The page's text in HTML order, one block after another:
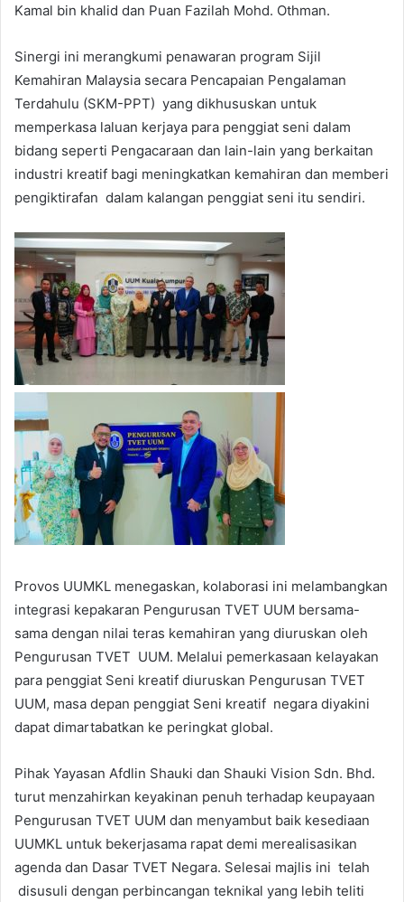
Kamal bin khalid dan Puan Fazilah Mohd. Othman.
Sinergi ini merangkumi penawaran program Sijil
Kemahiran Malaysia secara Pencapaian Pengalaman
Terdahulu (SKM-PPT) yang dikhususkan untuk
memperkasa laluan kerjaya para penggiat seni dalam
bidang seperti Pengacaraan dan lain-lain yang berkaitan
industri kreatif bagi meningkatkan kemahiran dan memberi
pengiktirafan dalam kalangan penggiat seni itu sendiri.
Provos UUMKL menegaskan, kolaborasi ini melambangkan
integrasi kepakaran Pengurusan TVET UUM bersama-
sama dengan nilai teras kemahiran yang diuruskan oleh
Pengurusan TVET UUM. Melalui pemerkasaan kelayakan
para penggiat Seni kreatif diuruskan Pengurusan TVET
UUM, masa depan penggiat Seni kreatif negara diyakini
dapat dimartabatkan ke peringkat global.
Pihak Yayasan Afdlin Shauki dan Shauki Vision Sdn. Bhd.
turut menzahirkan keyakinan penuh terhadap keupayaan
Pengurusan TVET UUM dan menyambut baik kesediaan
UUMKL untuk bekerjasama rapat demi merealisasikan
agenda dan Dasar TVET Negara. Selesai majlis ini telah
disusuli dengan perbincangan teknikal yang lebih teliti